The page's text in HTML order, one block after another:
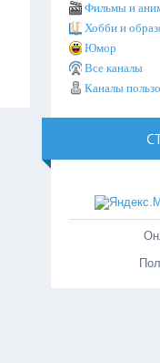
Фильмы и
Хобби и
Юмор
Все каналы
Каналы